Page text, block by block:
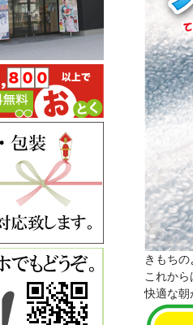
きもちの
これか
快適な朝